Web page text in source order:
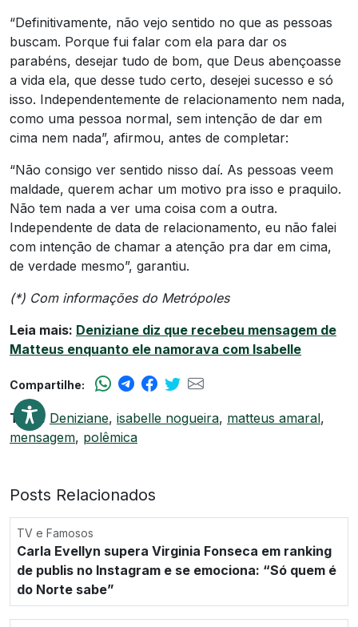
“Definitivamente, não vejo sentido no que as pessoas
buscam. Porque fui falar com ela para dar os
parabéns, desejar tudo de bom, que Deus abençoasse
a vida ela, que desse tudo certo, desejei sucesso e só
isso. Independentemente de relacionamento nem nada,
como uma pessoa normal, sem intenção de dar em
cima nem nada”, afirmou, antes de completar:
“Não consigo ver sentido nisso daí. As pessoas veem
maldade, querem achar um motivo pra isso e praquilo.
Não tem nada a ver uma coisa com a outra.
Independente de data de relacionamento, eu não falei
com intenção de chamar a atenção pra dar em cima,
de verdade mesmo”, garantiu.
(*) Com informações do Metrópoles
Leia mais: Deniziane diz que recebeu mensagem de
Matteus enquanto ele namorava com Isabelle
Compartilhe:
Tags: Deniziane, isabelle nogueira, matteus amaral,
mensagem, polêmica
Posts Relacionados
TV e Famosos
Carla Evellyn supera Virginia Fonseca em ranking
de publis no Instagram e se emociona: “Só quem é
do Norte sabe”